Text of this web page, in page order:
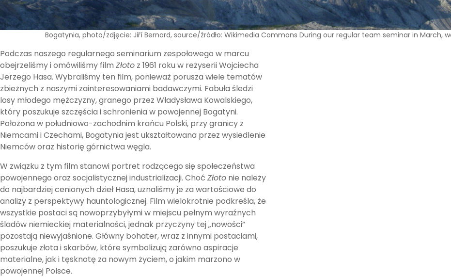
Bogatynia, photo/zdjęcie: Jiří Bernard, source/źródło: Wikimedia Commons During our regular team seminar in March,
Podczas naszego regularnego seminarium zespołowego w marcu
obejrzeliśmy i omówiliśmy film Złoto z 1961 roku w reżyserii Wojciecha
Jerzego Hasa. Wybraliśmy ten film, ponieważ porusza wiele tematów
zbieżnych z naszymi zainteresowaniami badawczymi. Fabuła śledzi
losy młodego mężczyzny, granego przez Władysława Kowalskiego,
który poszukuje szczęścia i schronienia w powojennej Bogatyni.
Położona w południowo-zachodnim krańcu Polski, przy granicy z
Niemcami i Czechami, Bogatynia jest ukształtowana przez wysiedlenie
Niemców oraz historię górnictwa węgla.
W związku z tym film stanowi portret rodzącego się społeczeństwa
powojennego oraz socjalistycznej industrializacji. Choć Złoto nie należy
do najbardziej cenionych dzieł Hasa, uznaliśmy je za wartościowe do
analizy z perspektywy hauntologicznej. Film wielokrotnie podkreśla, że
wszystkie postaci są nowoprzybyłymi w miejscu pełnym wyraźnych
śladów niemieckiej materialności, jednak przyczyny tej „nowości”
pozostają niewyjaśnione. Główny bohater, wraz z innymi postaciami,
poszukuje złota i skarbów, które symbolizują zarówno aspiracje
materialne, jak i tęsknotę za nowym życiem, o jakim marzono w
powojennej Polsce.